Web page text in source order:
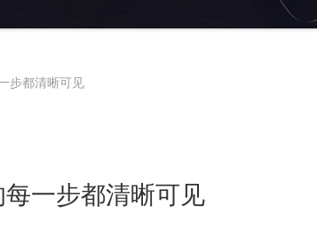
步都清晰可见
一步都清晰可见